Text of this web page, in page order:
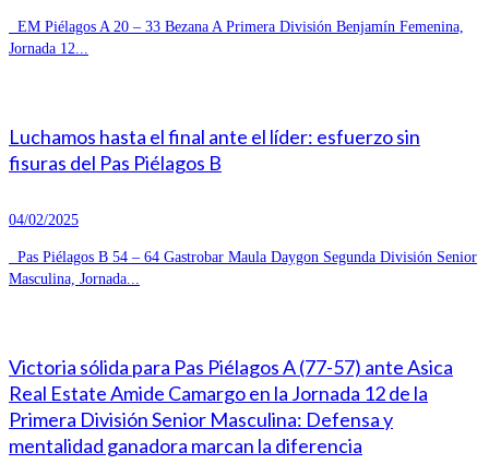
EM Piélagos A 20 – 33 Bezana A Primera División Benjamín Femenina,
Jornada 12...
Luchamos hasta el final ante el líder: esfuerzo sin
fisuras del Pas Piélagos B
04/02/2025
Pas Piélagos B 54 – 64 Gastrobar Maula Daygon Segunda División Senior
Masculina, Jornada...
Victoria sólida para Pas Piélagos A (77-57) ante Asica
Real Estate Amide Camargo en la Jornada 12 de la
Primera División Senior Masculina: Defensa y
mentalidad ganadora marcan la diferencia